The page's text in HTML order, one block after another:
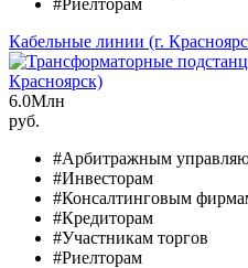
#Риелторам
Кабельные линии (г.
6.0Млн
руб.
#Арбитражным
#Инвесторам
#Консалтинговым
#Кредиторам
#Участникам торгов
#Риелторам